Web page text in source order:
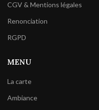
CGV & Mentions légales
Renonciation
RGPD
MENU
La carte
Ambiance